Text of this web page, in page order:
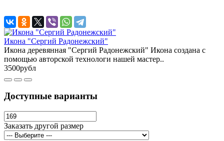
Икона "Сергий Радонежский"
Икона деревянная "Сергий Радонежский" Икона создана с
помощью авторской технологи нашей мастер..
3500рубл
Доступные варианты
Заказать другой размер